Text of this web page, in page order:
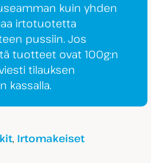
kuin yhden
irtotuotetta
pussiin. Jos
tuotteet ovat 100g:n
tilauksen
kassalla.
, Irtomakeiset